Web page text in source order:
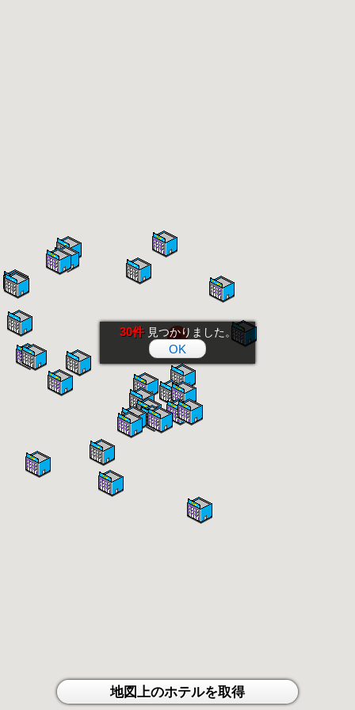
30件見つかりました。
OK
地図上のホテルを取得